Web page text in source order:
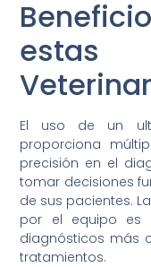
estas
El uso de un
proporciona
precisión en el
tomar decisiones
de sus pacientes.
por el equipo es
diagnósticos más
tratamientos.